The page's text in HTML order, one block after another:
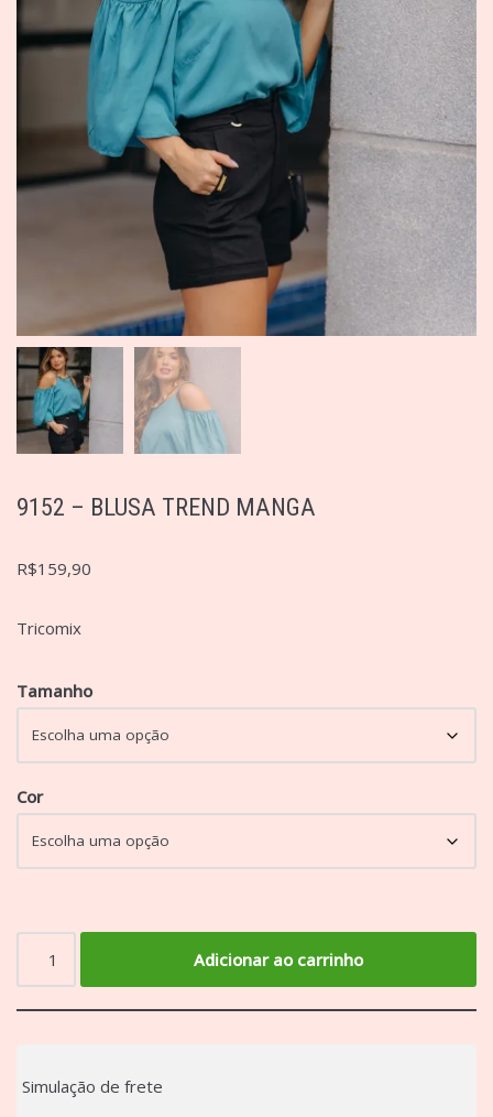
9152 – BLUSA TREND MANGA
R$159,90
Tricomix
Tamanho
Cor
Adicionar ao carrinho
Simulação de frete